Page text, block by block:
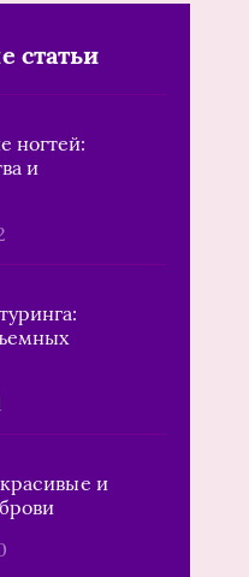
статьи
ногтей:
и
и